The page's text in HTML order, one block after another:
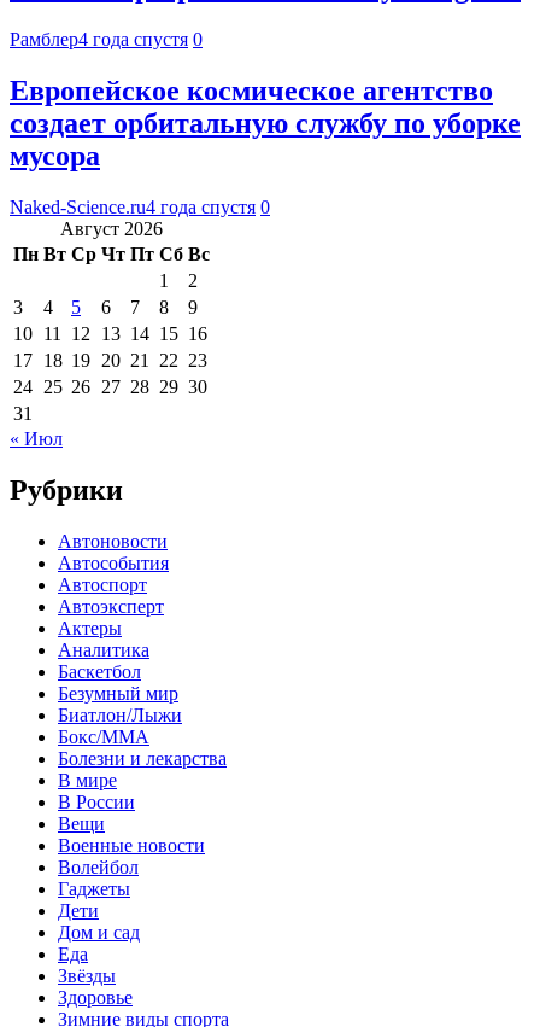
Рамблер4 года спустя 0
Европейское космическое агентство
создает орбитальную службу по уборке
мусора
Naked-Science.ru4 года спустя 0
Август 2026
Пн Вт Ср Чт Пт Сб Вс
1
2
3
4 5 6 7 8
9
10 11 12 13 14 15 16
17 18 19 20 21 22 23
24 25 26 27 28 29 30
31
« Июл
Рубрики
Автоновости
Автособытия
Автоспорт
Автоэксперт
Актеры
Аналитика
Баскетбол
Безумный мир
Биатлон/Лыжи
Бокс/MMA
Болезни и лекарства
В мире
В России
Вещи
Военные новости
Волейбол
Гаджеты
Дети
Дом и сад
Еда
Звёзды
Здоровье
Зимние виды спорта